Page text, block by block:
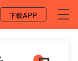
下载APP